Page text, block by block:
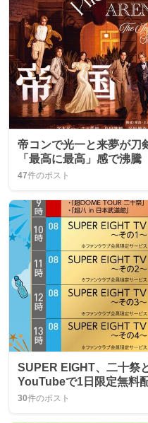
帝コンで光一と来夢が刀
「最高に最高」感で沸騰
47件のポスト
SUPER EIGHT、二十祭
YouTubeで1日限定無料
30件のポスト